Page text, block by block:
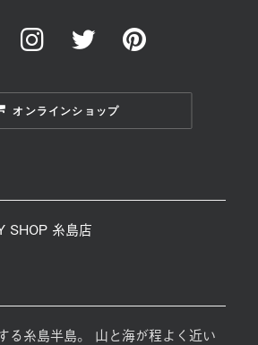
オンラインショップ
SHOP 糸島店
る糸島半島。 山と海が程よく近い